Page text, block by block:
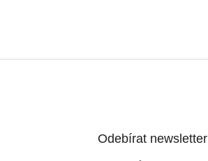
Odebírat newsletter